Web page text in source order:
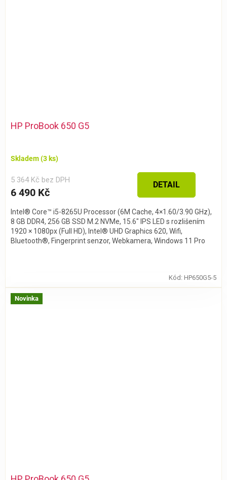
HP ProBook 650 G5
Skladem(3 ks)
5 364 Kč bez DPH
6 490 Kč
DETAIL
Intel® Core™ i5-8265U Processor (6M Cache, 4×1.60/3.90 GHz),
8 GB DDR4, 256 GB SSD M.2 NVMe, 15.6″ IPS LED s rozlišením
1920 × 1080px (Full HD), Intel® UHD Graphics 620, Wifi,
Bluetooth®, Fingerprint senzor, Webkamera, Windows 11 Pro
Kód: HP650G5-5
Novinka